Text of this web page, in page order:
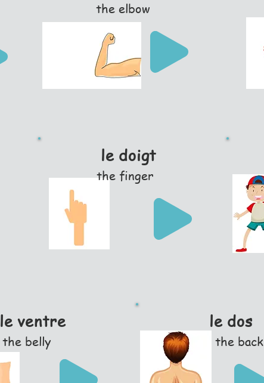
the elbow
le doigt
the finger
le ventre
the belly
le dos
the back